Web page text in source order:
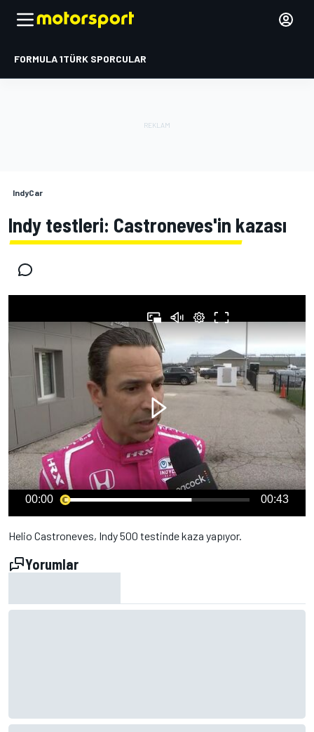
FORMULA 1TÜRK SPORCULAR
IndyCar
Indy testleri: Castroneves'in kazası
00:00 00:43
Helio Castroneves, Indy 500 testinde kaza yapıyor.
Yorumlar